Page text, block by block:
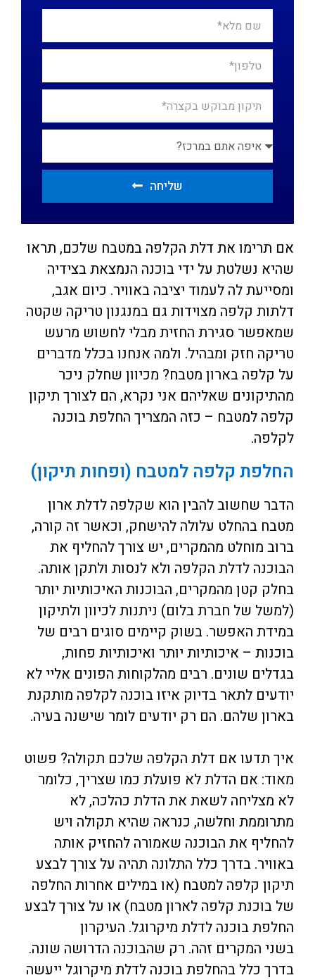
שליחה
אם תרימו את דלת הקלפה במטבח שלכם, תראו
שהיא נשלטת על ידי בוכנה הנמצאת בצידיה
ומסייעת לה לעמוד יציבה באוויר. כיום אגב,
דלתות קלפה מצוידות גם במנגנון טריקה שקטה
שמאפשר סגירת החזית מבלי לחשוש מרעש
טריקה חזק ומבהיל. ולמה אנחנו בכלל מדברים
על קלפה בארון מטבח? מכיוון שחלק ניכר
מהתיקונים שאליהם אני נקרא, הם לצורך תיקון
קלפה למטבח – כזה המצריך החלפת בוכנה
לקלפה.
החלפת קלפה למטבח (ופחות תיקון)
הדבר שחשוב להבין הוא שקלפה לדלת ארון
מטבח בהחלט עלולה להישחק, וכאשר זה קורה,
ברוב מוחלט מהמקרים, יש צורך להחליף את
הבוכנה לדלת הקלפה ולא לנסות ולתקן אותה.
בחלק קטן מהמקרים, הבוכנות האיכותיות יותר
(למשל של חברת בלום) ניתנות לכיוון ולתיקון
במידת האפשר. בשוק קיימים סוגים רבים של
בוכנות – איכותיות יותר ואיכותיות פחות,
בגדלים שונים. רבים מהלקוחות הפונים אליי לא
יודעים לתאר בדיוק איזו בוכנה לקלפה מותקנת
בארון שלהם. הם רק יודעים לומר שישנה בעיה.
איך תדעו אם דלת הקלפה שלכם תקולה? פשוט
מאוד: אם הדלת לא פועלת כמו שצריך, כלומר
לא מצליחה לשאת את הדלת כהלכה, לא
מתרוממת וחלשה, כנראה שהיא תקולה ויש
להחליף את הבוכנה שאמורה להחזיק אותה
באוויר. בדרך כלל התלונה תהיה על צורך לבצע
תיקון קלפה למטבח (או במילים אחרות החלפה
של בוכנת קלפה לארון מטבח) או על צורך לבצע
החלפת בוכנה לדלת מיקרוגל. העיקרון
בשני המקרים זהה. רק שהבוכנה הדרושה שונה.
בדרך כלל בהחלפת בוכנה לדלת מיקרוגל ייעשה